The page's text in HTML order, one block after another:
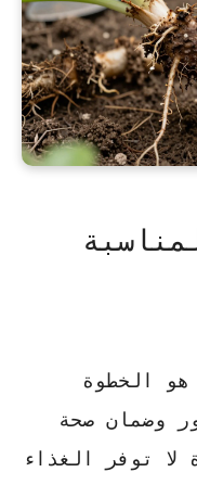
هو الخطوة
وضمان صحة
لا توفر الغذاء